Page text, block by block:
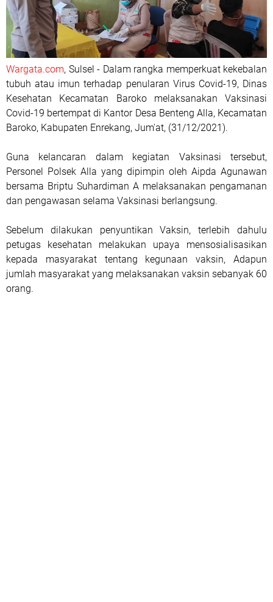
Wargata.com, Sulsel - Dalam rangka memperkuat kekebalan
tubuh atau imun terhadap penularan Virus Covid-19, Dinas
Kesehatan Kecamatan Baroko melaksanakan Vaksinasi
Covid-19 bertempat di Kantor Desa Benteng Alla, Kecamatan
Baroko, Kabupaten Enrekang, Jum'at, (31/12/2021).
Guna kelancaran dalam kegiatan Vaksinasi tersebut,
Personel Polsek Alla yang dipimpin oleh Aipda Agunawan
bersama Briptu Suhardiman A melaksanakan pengamanan
dan pengawasan selama Vaksinasi berlangsung.
Sebelum dilakukan penyuntikan Vaksin, terlebih dahulu
petugas kesehatan melakukan upaya mensosialisasikan
kepada masyarakat tentang kegunaan vaksin, Adapun
jumlah masyarakat yang melaksanakan vaksin sebanyak 60
orang.